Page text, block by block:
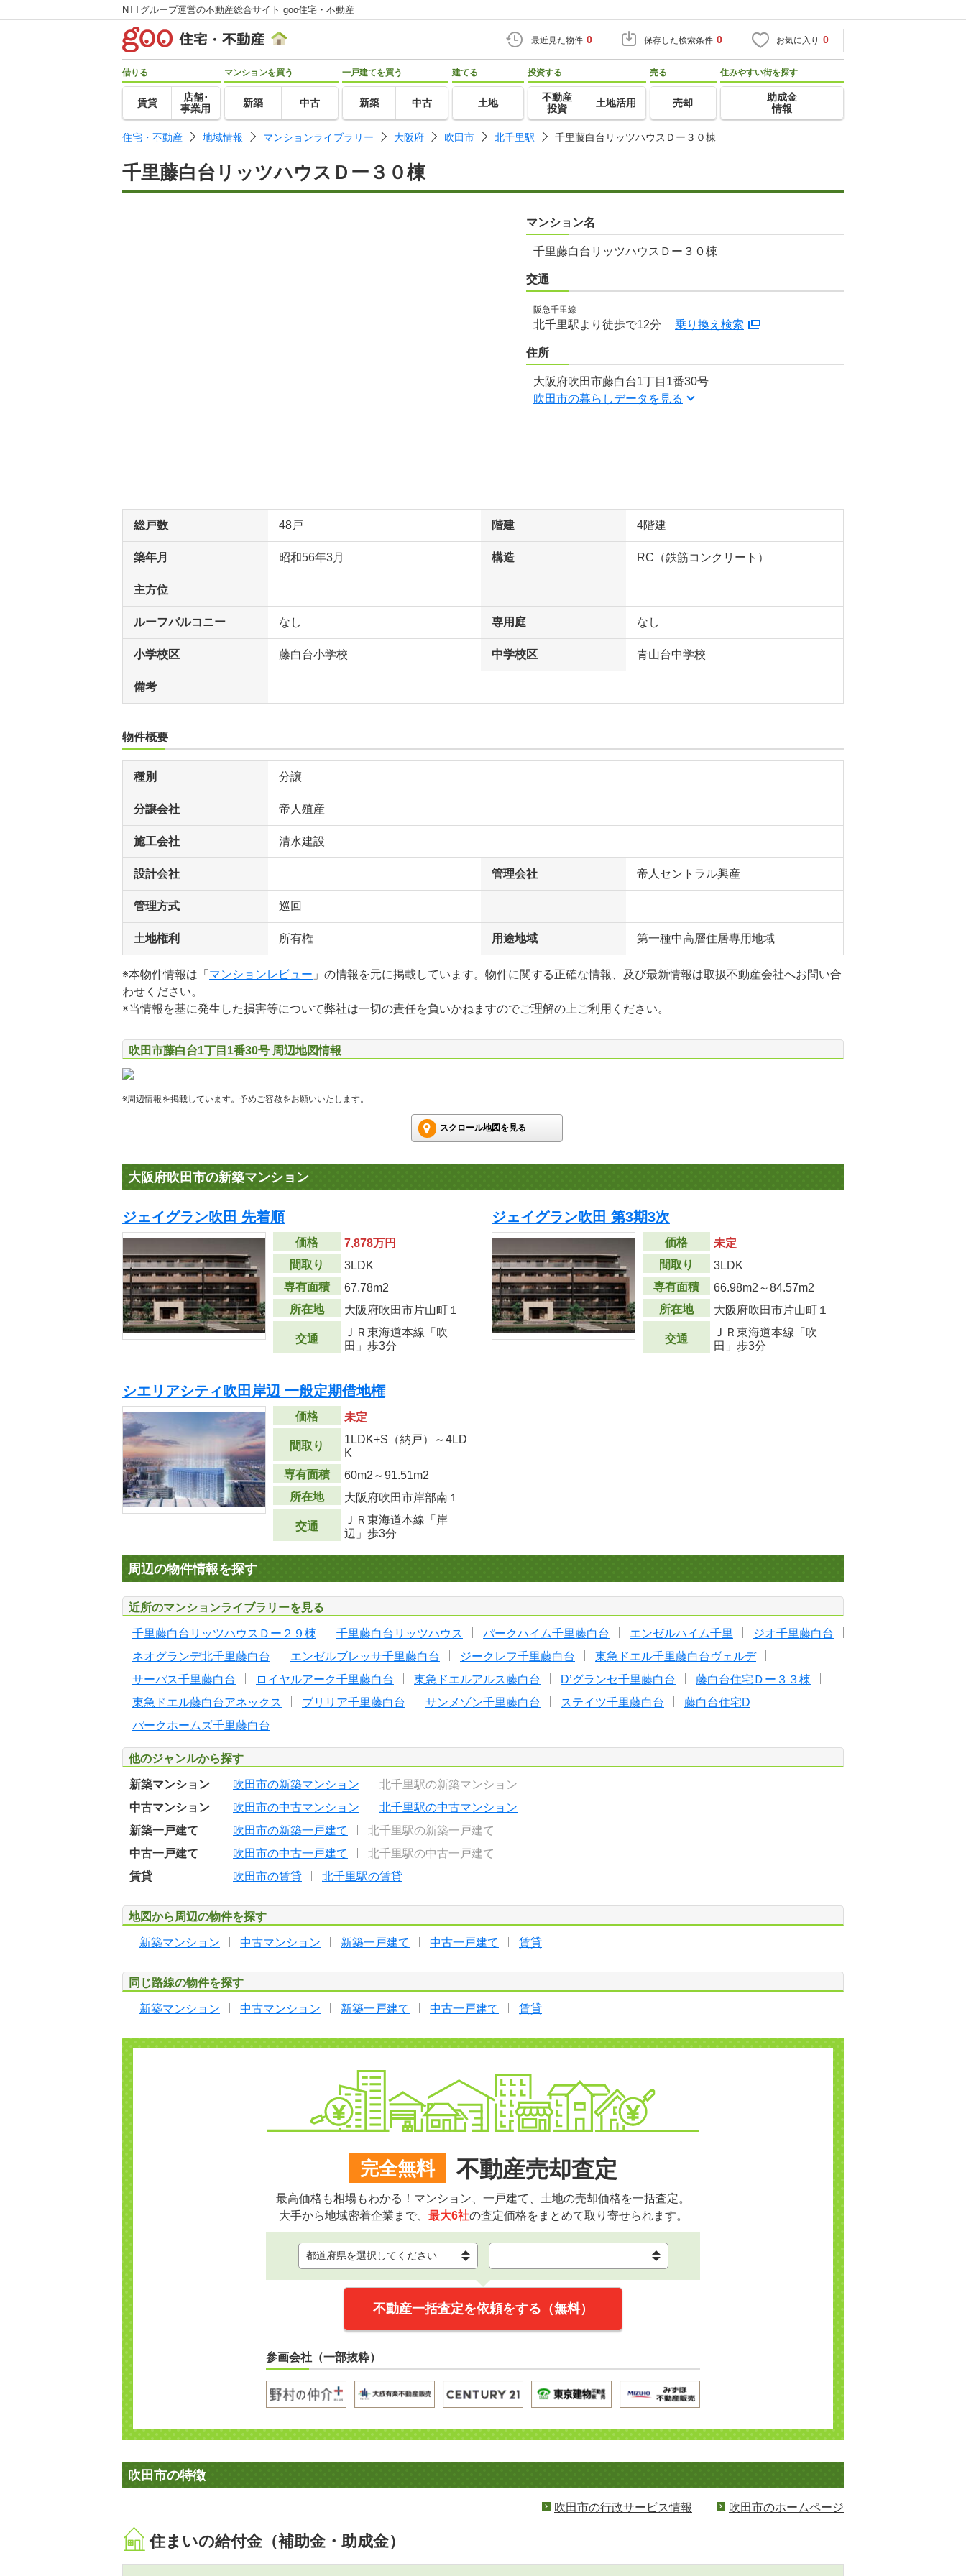
NTTグループ運営の不動産総合サイト goo住宅・不動産
最近見た物件 0 保存した検索条件 0 お気に入り 0
借りる
賃貸
店舗･
事業用
マンションを買う
新築 中古
一戸建てを買う
新築 中古
建てる
土地
投資する
不動産
投資
土地活用
売る
売却
住みやすい街を探す
助成金
情報
住宅・不動産 地域情報 マンションライブラリー 大阪府 吹田市 北千里駅 千里藤白台リッツハウスＤー３０棟
千里藤白台リッツハウスＤー３０棟
マンション名
千里藤白台リッツハウスＤー３０棟
交通
阪急千里線
北千里駅より徒歩で12分 乗り換え検索
住所
大阪府吹田市藤白台1丁目1番30号
吹田市の暮らしデータを見る
総戸数 48戸 階建 4階建
築年月 昭和56年3月 構造 RC（鉄筋コンクリート）
主方位
ルーフバルコニー なし 専用庭 なし
小学校区 藤白台小学校 中学校区 青山台中学校
備考
物件概要
種別 分譲
分譲会社 帝人殖産
施工会社 清水建設
設計会社 管理会社 帝人セントラル興産
管理方式 巡回
土地権利 所有権 用途地域 第一種中高層住居専用地域
※本物件情報は「 マンションレビュー 」の情報を元に掲載しています。物件に関する正確な情報、及び最新情報は取扱不動産会社へお問い合
わせください。
※当情報を基に発生した損害等について弊社は一切の責任を負いかねますのでご理解の上ご利用ください。
吹田市藤白台1丁目1番30号 周辺地図情報
※周辺情報を掲載しています。予めご容赦をお願いいたします。
スクロール地図を見る
大阪府吹田市の新築マンション
ジェイグラン吹田 先着順
価格
7,878万円
間取り
3LDK
専有面積
67.78m2
所在地
大阪府吹田市片山町１
交通
ＪＲ東海道本線「吹
田」歩3分
ジェイグラン吹田 第3期3次
価格
未定
間取り
3LDK
専有面積
66.98m2 ～84.57m2
所在地
大阪府吹田市片山町１
交通
ＪＲ東海道本線「吹
田」歩3分
シエリアシティ吹田岸辺 一般定期借地権
価格 未定
間取り
1LDK+S（納戸）～4LD
K
専有面積
60m2 ～91.51m2
所在地
大阪府吹田市岸部南１
交通
ＪＲ東海道本線「岸
辺」歩3分
周辺の物件情報を探す
近所のマンションライブラリーを見る
千里藤白台リッツハウスＤー２９棟 千里藤白台リッツハウス パークハイム千里藤白台 エンゼルハイム千里
ジオ千里藤白台
ネオグランデ北千里藤白台
エンゼルブレッサ千里藤白台 ジークレフ千里藤白台
東急ドエル千里藤白台ヴェルデ
サーパス千里藤白台
ロイヤルアーク千里藤白台 東急ドエルアルス藤白台 D’グランセ千里藤白台
藤白台住宅Ｄー３３棟
東急ドエル藤白台アネックス
ブリリア千里藤白台 サンメゾン千里藤白台 ステイツ千里藤白台
藤白台住宅D
パークホームズ千里藤白台
他のジャンルから探す
新築マンション 吹田市の新築マンション
北千里駅の新築マンション
中古マンション
吹田市の中古マンション
北千里駅の中古マンション
新築一戸建て
吹田市の新築一戸建て
北千里駅の新築一戸建て
中古一戸建て
吹田市の中古一戸建て
北千里駅の中古一戸建て
賃貸
吹田市の賃貸 北千里駅の賃貸
地図から周辺の物件を探す
新築マンション 中古マンション 新築一戸建て 中古一戸建て 賃貸
同じ路線の物件を探す
新築マンション 中古マンション 新築一戸建て 中古一戸建て 賃貸
完全無料 不動産売却査定
最高価格も相場もわかる！マンション、一戸建て、土地の売却価格を一括査定。
大手から地域密着企業まで、 最大6社の査定価格をまとめて取り寄せられます。
不動産一括査定を依頼をする（無料）
参画会社（一部抜粋）
吹田市の特徴
吹田市の行政サービス情報 吹田市のホームページ
住まいの給付金（補助金・助成金）